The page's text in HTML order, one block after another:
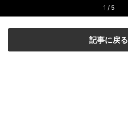
1 / 5
記事に戻る